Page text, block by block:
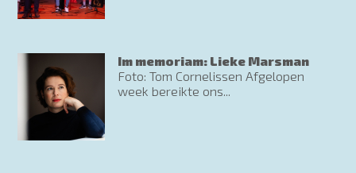
Im memoriam: Lieke Marsman
Foto: Tom Cornelissen Afgelopen
week bereikte ons...